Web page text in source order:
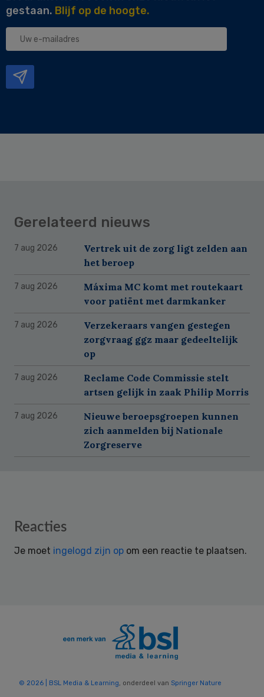
gestaan. Blijf op de hoogte.
Uw
Gerelateerd nieuws
7 aug 2026
Vertrek uit de zorg ligt zelden aan
het beroep
7 aug 2026
Máxima MC komt met routekaart
voor patiënt met darmkanker
7 aug 2026
Verzekeraars vangen gestegen
zorgvraag ggz maar gedeeltelijk
op
7 aug 2026
Reclame Code Commissie stelt
artsen gelijk in zaak Philip Morris
7 aug 2026
Nieuwe beroepsgroepen kunnen
zich aanmelden bij Nationale
Zorgreserve
Reader
Reacties
Je moet ingelogd zijn op om een reactie te plaatsen.
© 2026 | BSL Media & Learning , onderdeel van Springer Nature